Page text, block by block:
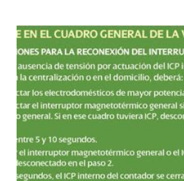
siguiente otra vez otro chico distinto y
Cuando buscas en internet apenas
ellos, y la mitad de lo que aparece es
catalana que se llama Músicos por la
estos al menos si parece que hace
actualizan el facebook y hay noticias
concretos de actuaciones y eventos.
en su web realmente no hay n...